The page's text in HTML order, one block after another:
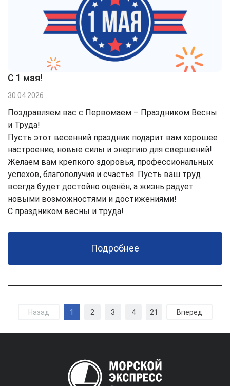
С 1 мая!
30.04.2026
Поздравляем вас с Первомаем – Праздником Весны
и Труда!
Пусть этот весенний праздник подарит вам хорошее
настроение, новые силы и энергию для свершений!
Желаем вам крепкого здоровья, профессиональных
успехов, благополучия и счастья. Пусть ваш труд
всегда будет достойно оценён, а жизнь радует
новыми возможностями и достижениями!
С праздником весны и труда!
Подробнее
Назад 1 2 3 4 21 Вперед